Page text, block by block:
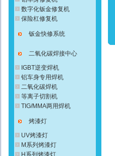
数字化钣金修复机
保险杠修复机
钣金快修系统
二氧化碳焊接中心
IGBT逆变焊机
铝车身专用焊机
二氧化碳焊机
等离子切割机
TIG/MMA两用焊机
烤漆灯
UV烤漆灯
M系列烤漆灯
H系列烤漆灯